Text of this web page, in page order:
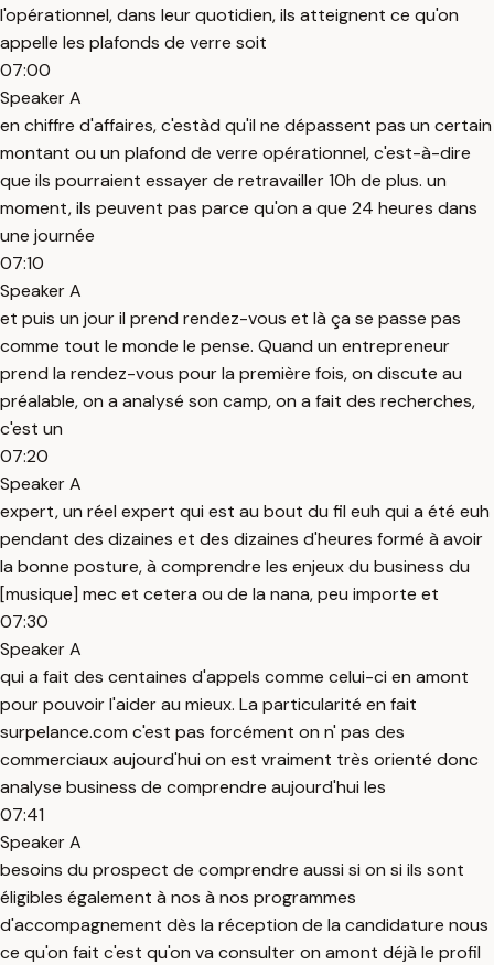
l'opérationnel, dans leur quotidien, ils atteignent ce qu'on
appelle les plafonds de verre soit
07:00
Speaker A
en chiffre d'affaires, c'estàd qu'il ne dépassent pas un certain
montant ou un plafond de verre opérationnel, c'est-à-dire
que ils pourraient essayer de retravailler 10h de plus. un
moment, ils peuvent pas parce qu'on a que 24 heures dans
une journée
07:10
Speaker A
et puis un jour il prend rendez-vous et là ça se passe pas
comme tout le monde le pense. Quand un entrepreneur
prend la rendez-vous pour la première fois, on discute au
préalable, on a analysé son camp, on a fait des recherches,
c'est un
07:20
Speaker A
expert, un réel expert qui est au bout du fil euh qui a été euh
pendant des dizaines et des dizaines d'heures formé à avoir
la bonne posture, à comprendre les enjeux du business du
[musique] mec et cetera ou de la nana, peu importe et
07:30
Speaker A
qui a fait des centaines d'appels comme celui-ci en amont
pour pouvoir l'aider au mieux. La particularité en fait
surpelance.com c'est pas forcément on n' pas des
commerciaux aujourd'hui on est vraiment très orienté donc
analyse business de comprendre aujourd'hui les
07:41
Speaker A
besoins du prospect de comprendre aussi si on si ils sont
éligibles également à nos à nos programmes
d'accompagnement dès la réception de la candidature nous
ce qu'on fait c'est qu'on va consulter on amont déjà le profil